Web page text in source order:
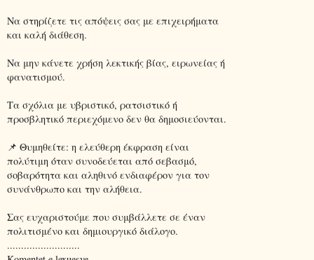
Να στηρίζετε τις απόψεις σας με επιχειρήματα
και καλή διάθεση.
Να μην κάνετε χρήση λεκτικής βίας, ειρωνείας ή
φανατισμού.
Τα σχόλια με υβριστικό, ρατσιστικό ή
προσβλητικό περιεχόμενο δεν θα δημοσιεύονται.
📌 Θυμηθείτε: η ελεύθερη έκφραση είναι
πολύτιμη όταν συνοδεύεται από σεβασμό,
σοβαρότητα και αληθινό ενδιαφέρον για τον
συνάνθρωπο και την αλήθεια.
Σας ευχαριστούμε που συμβάλλετε σε έναν
πολιτισμένο και δημιουργικό διάλογο.
..........................